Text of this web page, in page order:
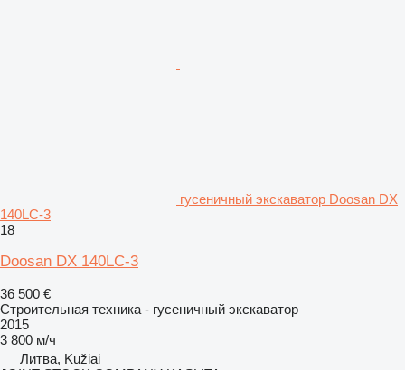
гусеничный экскаватор Doosan DX
140LC-3
18
Doosan DX 140LC-3
36 500 €
Строительная техника - гусеничный экскаватор
2015
3 800 м/ч
Литва, Kužiai